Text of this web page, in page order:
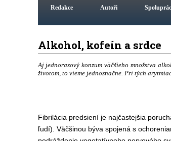
Redakce Autoři
Alkohol, kofeín a srdce
Aj jednorazový konzum väčšieho množstva
životom, to vieme jednoznačne. Pri tých
Fibrilácia predsiení je najčastejšia
ľudí). Väčšinou býva spojená s